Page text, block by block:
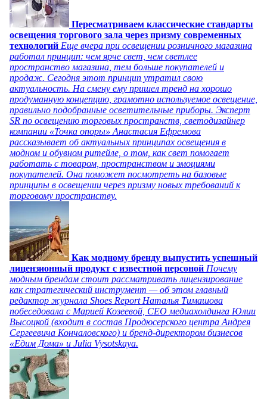
Пересматриваем классические стандарты
освещения торгового зала через призму современных
технологий Еще вчера при освещении розничного магазина
работал принцип: чем ярче свет, чем светлее
пространство магазина, тем больше покупателей и
продаж. Сегодня этот принцип утратил свою
актуальность. На смену ему пришел тренд на хорошо
продуманную концепцию, грамотно используемое освещение,
правильно подобранные осветительные приборы. Эксперт
SR по освещению торговых пространств, светодизайнер
компании «Точка опоры» Анастасия Ефремова
рассказывает об актуальных принципах освещения в
модном и обувном ритейле, о том, как свет помогает
работать с товаром, пространством и эмоциями
покупателей. Она поможет посмотреть на базовые
принципы в освещении через призму новых требований к
торговому пространству.
Как модному бренду выпустить успешный
лицензионный продукт с известной персоной Почему
модным брендам стоит рассматривать лицензирование
как стратегический инструмент — об этом главный
редактор журнала Shoes Report Наталья Тимашова
побеседовала с Марией Козеевой, СЕО медиахолдинга Юлии
Высоцкой (входит в состав Продюсерского центра Андрея
Сергеевича Кончаловского) и бренд-директором бизнесов
«Едим Дома» и Julia Vysotskaya.